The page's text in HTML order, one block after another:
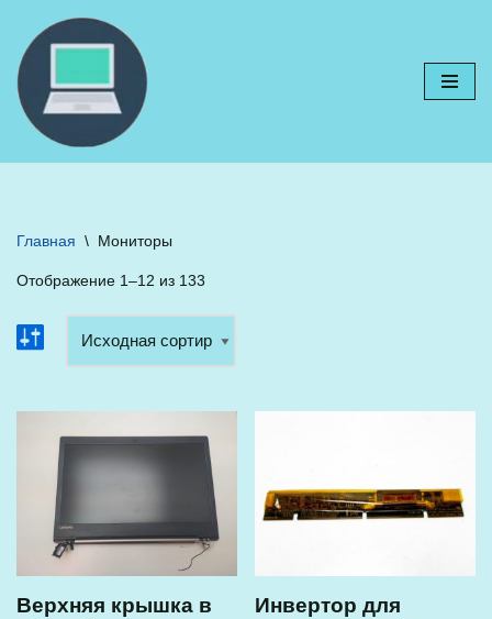
Перейти
к
содержимому
Главная \ Мониторы
Отображение 1–12 из 133
Верхняя крышка в
Инвертор для